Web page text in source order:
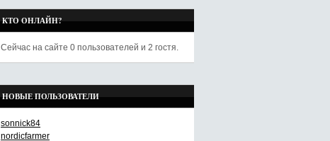
КТО ОНЛАЙН?
Сейчас на сайте 0 пользователей и 2 гостя.
НОВЫЕ ПОЛЬЗОВАТЕЛИ
sonnick84
nordicfarmer